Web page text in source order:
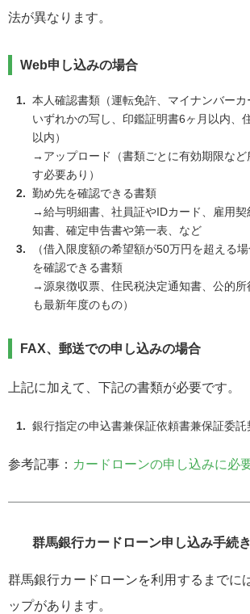
法が異なります。
Web申し込みの場合
本人確認書類（運転免許、マイナンバーカ
いずれかの写し、印鑑証明書6ヶ月以内、
以内）
→アップロード（書類ごとに有効期限など
す必要あり）
勤め先を確認できる書類
→給与明細書、社員証やIDカード、雇用契
知書、確定申告書や第一表、など
（借入限度額の希望額が50万円を超える
を確認できる書類
→源泉徴収票、住民税決定通知書、公的所
も最新年度のもの）
FAX、郵送での申し込みの場合
上記に加えて、下記の書類が必要です。
銀行指定の申込書兼保証依頼書兼保証委託
参考記事： カードローンの申し込みに必
群馬銀行カードローン申し込み手続
群馬銀行カードローンを利用するまでに
ップがあります。